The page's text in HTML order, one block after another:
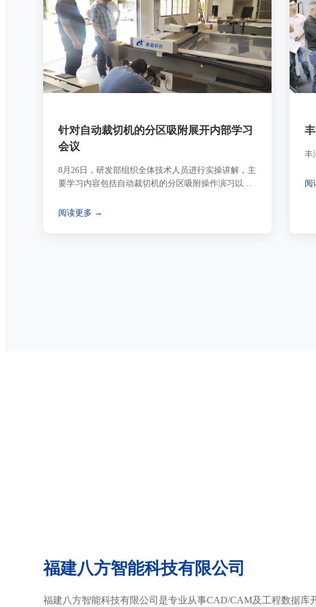
针对自动裁切机的分区吸附展开内部学习
会议
8月26日，研发部组织全体技术人员进行实操讲解，主
要学习内容包括自动裁切机的分区吸附操作演习以及
阅读更多 →
丰
阅
福建八方智能科技有限公司
福建八方智能科技有限公司是专业从事CAD/CAM及工程数据库